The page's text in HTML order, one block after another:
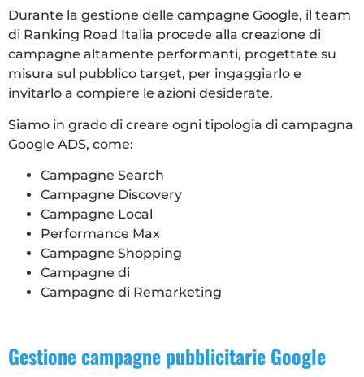
Durante la gestione delle campagne Google, il team
di Ranking Road Italia procede alla creazione di
campagne altamente performanti, progettate su
misura sul pubblico target, per ingaggiarlo e
invitarlo a compiere le azioni desiderate.
Siamo in grado di creare ogni tipologia di campagna
Google ADS, come:
Campagne Search
Campagne Discovery
Campagne Local
Performance Max
Campagne Shopping
Campagne di
Campagne di Remarketing
Gestione campagne pubblicitarie Google